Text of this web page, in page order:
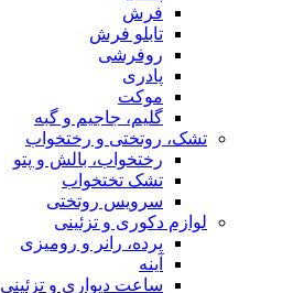
فرش
تابلو فرش
روفرشی
پادری
موکت
گلیم، جاجیم و گبه
تشک، روتختی و رختخواب
رختخواب، بالش و پتو
تشک تختخواب
سرویس روتختی
لوازم دکوری و تزئینی
پرده، رانر و رومیزی
آینه
ساعت دیواری و تزئینی